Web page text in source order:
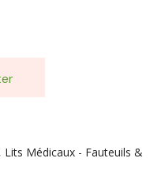
, Lits Médicaux - Fauteuils &